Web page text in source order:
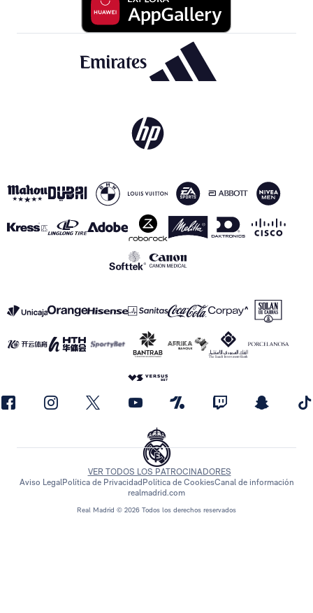
Real Madrid © 2026 Todos los derechos reservados
VER TODOS LOS PATROCINADORES
Aviso LegalPolítica de Privacidad Política de CookiesCanal de información
realmadrid.com